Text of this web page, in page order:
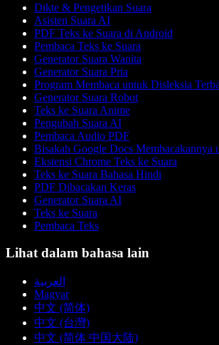
Dikte & Pengetikan Suara
Asisten Suara AI
PDF Teks ke Suara di Android
Pembaca Teks ke Suara
Generator Suara Wanita
Generator Suara Pria
Program Membaca untuk Disleksia
Generator Suara Robot
Teks ke Suara Anime
Pengubah Suara AI
Pembaca Audio PDF
Bisakah Google Docs Membacakannya
Ekstensi Chrome Teks ke Suara
Teks ke Suara Bahasa Hindi
PDF Dibacakan Keras
Generator Suara AI
Teks ke Suara
Pembaca Teks
Lihat dalam bahasa lain
العربية
Magyar
中文 (简体)
中文 (台灣)
中文 (简体 中国大陆)